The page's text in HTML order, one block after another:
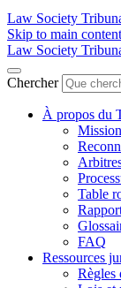
Law Society
Skip to main content
Law Society
Chercher
À propos du
Table
FAQ
Ressources
Règles